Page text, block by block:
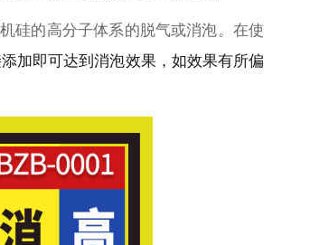
硅的高分子体系的脱气或消泡。 在使
加即可达到消泡效果，如效果有所偏